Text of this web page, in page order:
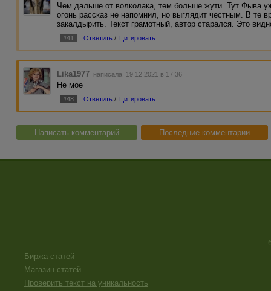
Чем дальше от волколака, тем больше жути. Тут Фыва
огонь рассказ не напомнил, но выглядит честным. В те
закалдырить. Текст грамотный, автор старался. Это
#41 Ответить / Цитировать
Lika1977 написала 19.12.2021 в 17:36
Не мое
#48 Ответить / Цитировать
Написать комментарий Последние комментарии
Биржа статей
Магазин статей
Проверить текст на уникальность